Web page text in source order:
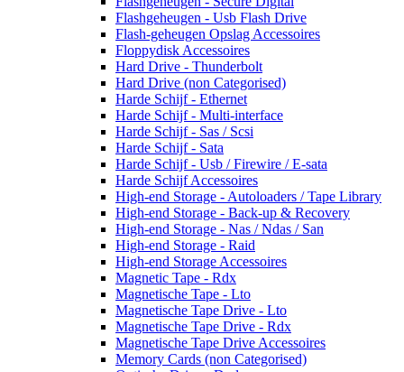
Flashgeheugen - Usb Flash Drive
Flash-geheugen Opslag Accessoires
Floppydisk Accessoires
Hard Drive - Thunderbolt
Hard Drive (non Categorised)
Harde Schijf - Ethernet
Harde Schijf - Multi-interface
Harde Schijf - Sas / Scsi
Harde Schijf - Sata
Harde Schijf - Usb / Firewire / E-sata
Harde Schijf Accessoires
High-end Storage - Autoloaders / Tape Library
High-end Storage - Back-up & Recovery
High-end Storage - Nas / Ndas / San
High-end Storage - Raid
High-end Storage Accessoires
Magnetic Tape - Rdx
Magnetische Tape - Lto
Magnetische Tape Drive - Lto
Magnetische Tape Drive - Rdx
Magnetische Tape Drive Accessoires
Memory Cards (non Categorised)